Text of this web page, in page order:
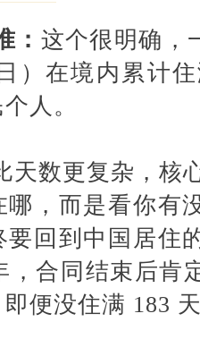
： 这个很明确，
）在境内累计
人。
天数更复杂，核
哪，而是看你有
要回到中国居住
，合同结束后肯
便没住满 183